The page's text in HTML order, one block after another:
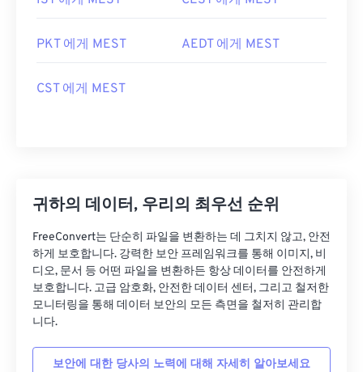
PKT 에게 MEST AEDT 에게 MEST
CST 에게 MEST
귀하의 데이터, 우리의 최우선 순위
FreeConvert는 단순히 파일을 변환하는 데 그치지 않고, 안전
하게 보호합니다. 강력한 보안 프레임워크를 통해 이미지, 비
디오, 문서 등 어떤 파일을 변환하든 항상 데이터를 안전하게
보호합니다. 고급 암호화, 안전한 데이터 센터, 그리고 철저한
모니터링을 통해 데이터 보안의 모든 측면을 철저히 관리합
니다.
보안에 대한 당사의 노력에 대해 자세히 알아보세요